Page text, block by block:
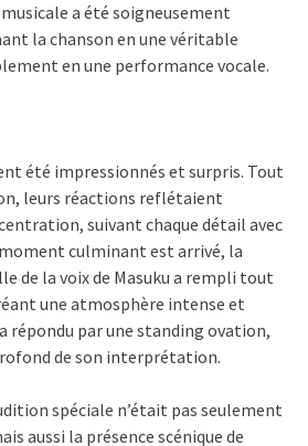
a été soigneusement
la chanson en une véritable
en une performance vocale.
été impressionnés et surpris. Tout
leurs réactions reflétaient
suivant chaque détail avec
culminant est arrivé, la
de la voix de Masuku a rempli tout
une atmosphère intense et
répondu par une standing ovation,
de son interprétation.
spéciale n’était pas seulement
aussi la présence scénique de